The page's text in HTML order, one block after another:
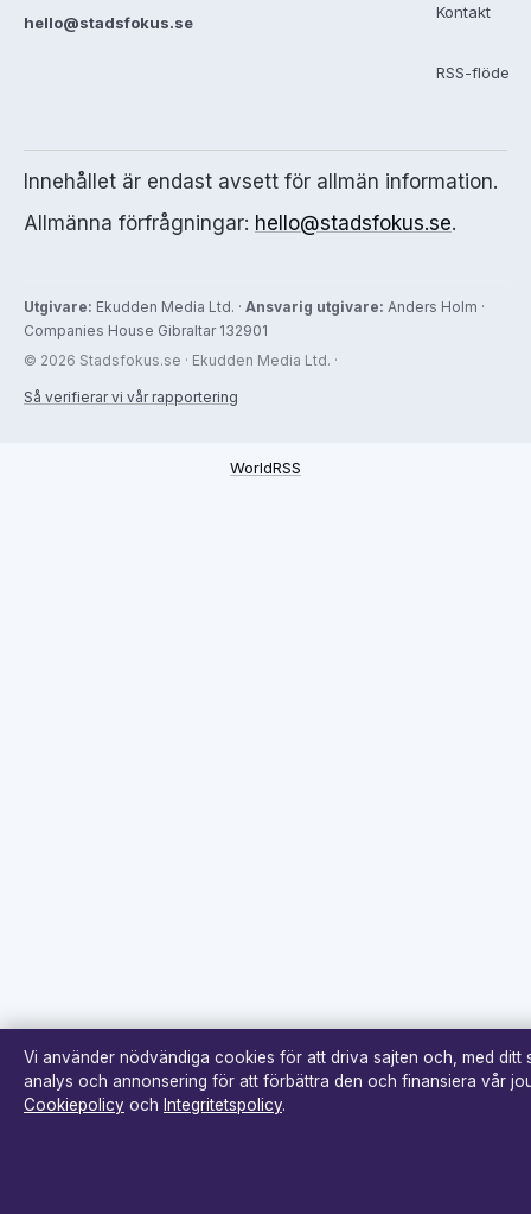
hello@stadsfokus.se
Kontakt
RSS-flöde
Innehållet är endast avsett för allmän information.
Allmänna förfrågningar: hello@stadsfokus.se.
Utgivare: Ekudden Media Ltd. · Ansvarig utgivare: Anders Holm ·
Companies House Gibraltar 132901
© 2026 Stadsfokus.se · Ekudden Media Ltd. ·
Så verifierar vi vår rapportering
Vi använder nödvändiga cookies för att driva sajten och, med ditt
analys och annonsering för att förbättra den och finansiera vår
Cookiepolicy och Integritetspolicy.
WorldRSS